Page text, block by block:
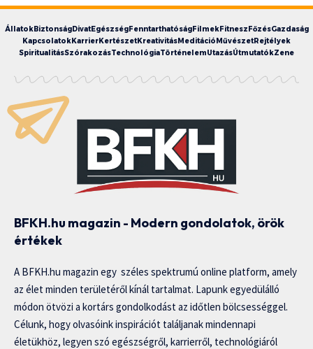
ÁllatokBiztonságDivatEgészségFenntarthatóságFilmekFitneszFőzésGazdaság
KapcsolatokKarrierKertészetKreativitásMeditációMűvészetRejtélyek
SpiritualitásSzórakozásTechnológiaTörténelemUtazásÚtmutatókZene
BFKH.hu magazin - Modern gondolatok, örök
értékek
A BFKH.hu magazin egy széles spektrumú online platform, amely
az élet minden területéről kínál tartalmat. Lapunk egyedülálló
módon ötvözi a kortárs gondolkodást az időtlen bölcsességgel.
Célunk, hogy olvasóink inspirációt találjanak mindennapi
életükhöz, legyen szó egészségről, karrierről, technológiáról